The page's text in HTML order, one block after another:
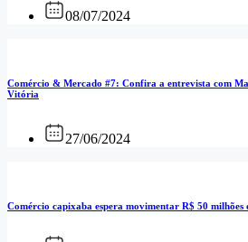
08/07/2024
Comércio & Mercado #7: Confira a entrevista com
Vitória
27/06/2024
Comércio capixaba espera movimentar R$ 50 milhões